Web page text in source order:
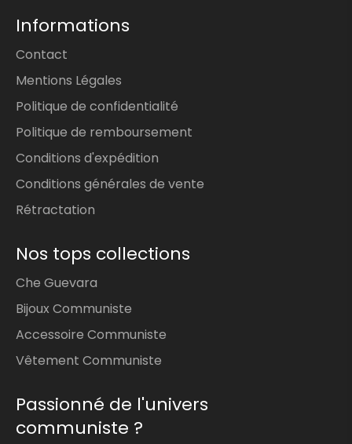
Informations
Contact
Mentions Légales
Politique de confidentialité
Politique de remboursement
Conditions d'expédition
Conditions générales de vente
Rétractation
Nos tops collections
Che Guevara
Bijoux Communiste
Accessoire Communiste
Vêtement Communiste
Passionné de l'univers
communiste ?